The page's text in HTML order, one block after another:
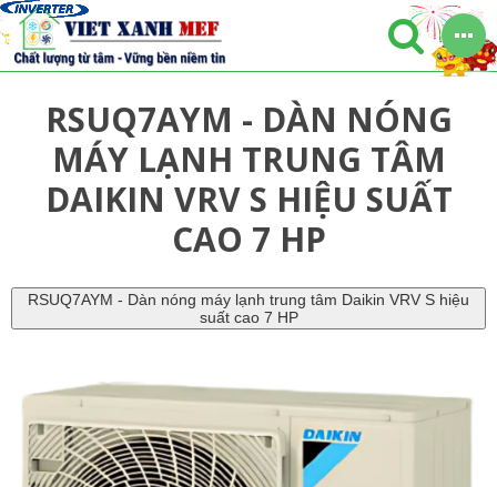
RSUQ7AYM - DÀN NÓNG
MÁY LẠNH TRUNG TÂM
DAIKIN VRV S HIỆU SUẤT
CAO 7 HP
RSUQ7AYM - Dàn nóng máy lạnh trung tâm Daikin VRV S hiệu
suất cao 7 HP